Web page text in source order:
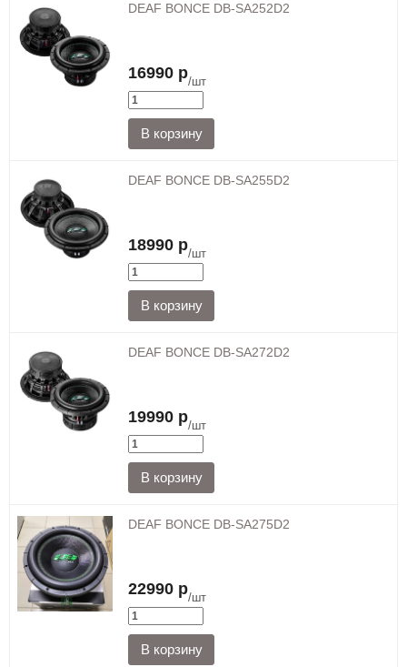
DEAF BONCE DB-SA252D2
16990 р/шт
DEAF BONCE DB-SA255D2
18990 р/шт
DEAF BONCE DB-SA272D2
19990 р/шт
DEAF BONCE DB-SA275D2
22990 р/шт